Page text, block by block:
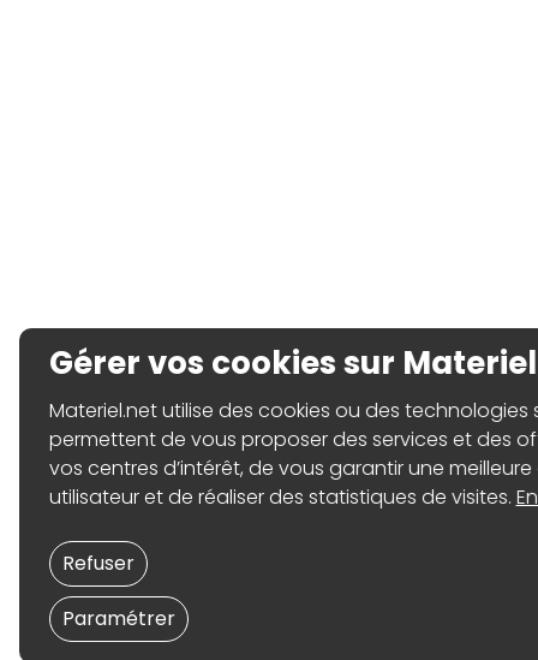
Gérer vos cookies sur
Materiel.net utilise des cookies ou des technologies
permettent de vous proposer des services et des
vos centres d’intérêt, de vous garantir une
utilisateur et de réaliser des statistiques de visites.
Paramétrer
Refuser